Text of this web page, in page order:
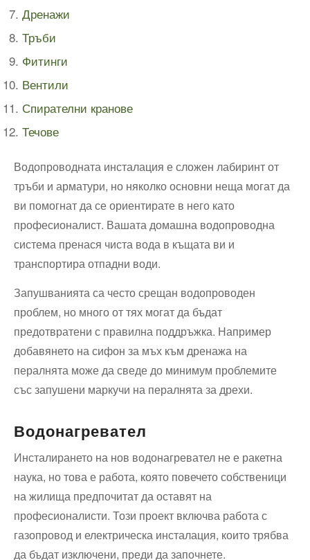
Дренажи
Тръби
Фитинги
Вентили
Спирателни кранове
Течове
Водопроводната инсталация е сложен лабиринт от
тръби и арматури, но няколко основни неща могат да
ви помогнат да се ориентирате в него като
професионалист. Вашата домашна водопроводна
система пренася чиста вода в къщата ви и
транспортира отпадни води.
Запушванията са често срещан водопроводен
проблем, но много от тях могат да бъдат
предотвратени с правилна поддръжка. Например
добавянето на сифон за мъх към дренажа на
пералнята може да сведе до минимум проблемите
със запушени маркучи на пералнята за дрехи.
Водонагревател
Инсталирането на нов водонагревател не е ракетна
наука, но това е работа, която повечето собственици
на жилища предпочитат да оставят на
професионалисти. Този проект включва работа с
газопровод и електрическа инсталация, които трябва
да бъдат изключени, преди да започнете.